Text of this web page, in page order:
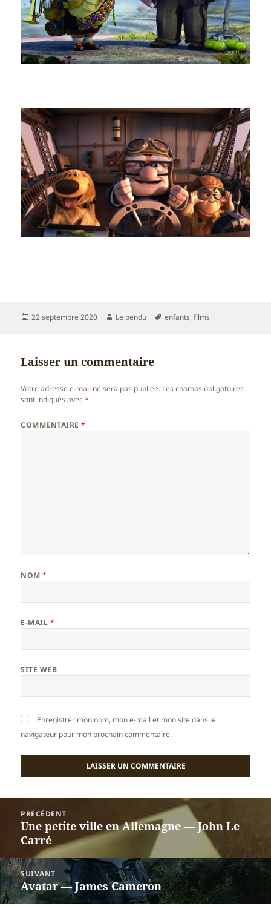
Publié
22 septembre 2020 Auteur
Le pendu
Mots-
enfants,films
Laisser un commentaire
Votre adresse e-mail ne sera pas publiée. Les champs obligatoires
sont indiqués avec*
COMMENTAIRE*
NOM*
E-MAIL *
SITE WEB
Enregistrer mon nom, mon e-mail et mon site dans le
navigateur pour mon prochain commentaire.
l’article
PRÉCÉDENT
Article
précédent :
Une petite ville en Allemagne — John Le
Carré
SUIVANT
Article
suivant :
Avatar — James Cameron